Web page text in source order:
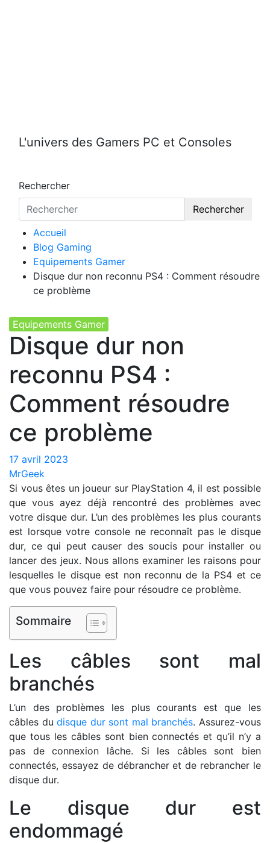
L'univers des Gamers PC et Consoles
Rechercher
Rechercher
Accueil
Blog Gaming
Equipements Gamer
Disque dur non reconnu PS4 : Comment résoudre
ce problème
Equipements Gamer
Disque dur non
reconnu PS4 :
Comment résoudre
ce problème
17 avril 2023
MrGeek
Si vous êtes un joueur sur PlayStation 4, il est possible
que vous ayez déjà rencontré des problèmes avec
votre disque dur. L’un des problèmes les plus courants
est lorsque votre console ne reconnaît pas le disque
dur, ce qui peut causer des soucis pour installer ou
lancer des jeux. Nous allons examiner les raisons pour
lesquelles le disque est non reconnu de la PS4 et ce
que vous pouvez faire pour résoudre ce problème.
Sommaire
Les câbles sont mal
branchés
L’un des problèmes les plus courants est que les
câbles dudisque dur sont mal branchés. Assurez-vous
que tous les câbles sont bien connectés et qu’il n’y a
pas de connexion lâche. Si les câbles sont bien
connectés, essayez de débrancher et de rebrancher le
disque dur.
Le disque dur est
endommagé